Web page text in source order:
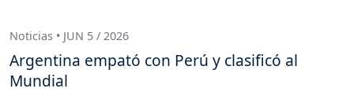
Noticias • JUN 5 / 2026
Argentina empató con Perú y clasificó al
Mundial